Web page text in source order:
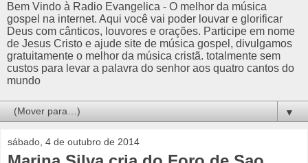
Bem Vindo à Radio Evangelica - O melhor da música
gospel na internet. Aqui você vai poder louvar e glorificar
Deus com cânticos, louvores e orações. Participe em nome
de Jesus Cristo e ajude site de música gospel, divulgamos
gratuitamente o melhor da música cristã. totalmente sem
custos para levar a palavra do senhor aos quatro cantos do
mundo
▼
sábado, 4 de outubro de 2014